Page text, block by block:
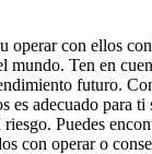
operar con ellos
mundo. Ten en
futuro.
es adecuado para ti
Puedes
con operar o